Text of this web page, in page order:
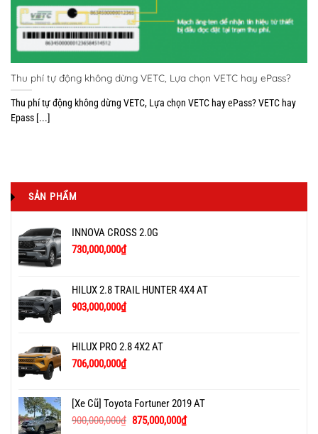
Thu phí tự động không dừng VETC, Lựa chọn VETC hay ePass?
Thu phí tự động không dừng VETC, Lựa chọn VETC hay ePass? VETC hay
Epass [...]
SẢN PHẨM
INNOVA CROSS 2.0G
730,000,000₫
HILUX 2.8 TRAIL HUNTER 4X4 AT
903,000,000₫
HILUX PRO 2.8 4X2 AT
706,000,000₫
[Xe Cũ] Toyota Fortuner 2019 AT
900,000,000₫ 875,000,000₫